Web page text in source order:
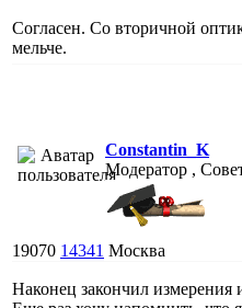
Согласен. Со вторичной
мельче.
Constantin_K
Модератор ,
19070 14341 Москва
Наконец закончил измерения